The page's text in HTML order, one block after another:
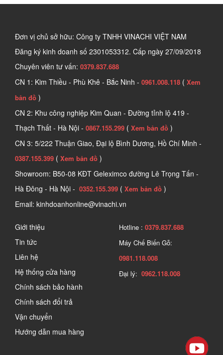
Đơn vị chủ sở hữu: Công ty TNHH VINACHI VIỆT NAM
Đăng ký kinh doanh số 2301053312. Cấp ngày 27/09/2018
Chuyên viên tư vấn: 0379.837.688
CN 1: Kim Thiều - Phù Khê - Bắc Ninh - 0961.008.118 ( Xem
bản đồ )
CN 2: Khu công nghiệp Kim Quan - Đường tỉnh lộ 419 -
Thạch Thất - Hà Nội - 0867.155.299 ( Xem bản đồ )
CN 3: 5/222 Thuận Giao, Đại lộ Bình Dương, Hồ Chí Minh -
0387.155.399 ( Xem bản đồ )
Showroom: B50-08 KĐT Geleximco đường Lê Trọng Tấn -
Hà Đông - Hà Nội - 0352.155.399 ( Xem bản đồ )
Email: kinhdoanhonline@vinachi.vn
Giới thiệu
Tin tức
Liên hệ
Hệ thống cửa hàng
Chính sách bảo hành
Chính sách đổi trả
Vận chuyển
Hướng dẫn mua hàng
Hotline : 0379.837.688
Máy Chế Biến Gỗ:
0981.118.008
Đại lý: 0962.118.008